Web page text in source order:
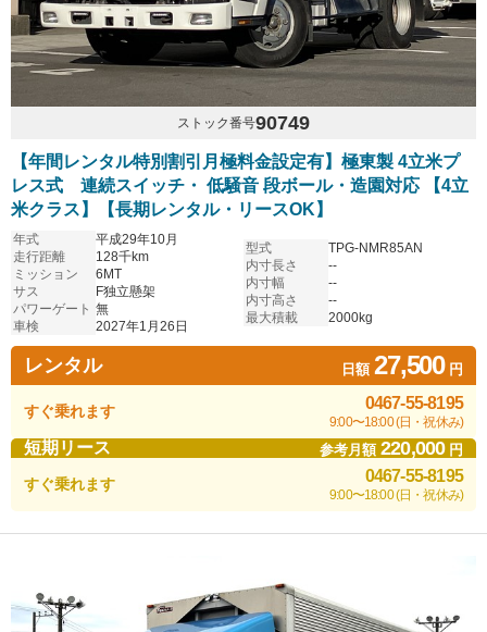
ストック番号90749
【年間レンタル特別割引月極料金設定有】極東製 4立米プ
レス式 連続スイッチ・ 低騒音 段ボール・造園対応 【4立
米クラス】【長期レンタル・リースOK】
年式
平成29年10月
走行距離
128千km
ミッション
6MT
サス
F独立懸架
パワーゲート 無
車検
2027年1月26日
型式
TPG-NMR85AN
内寸長さ
--
内寸幅
--
内寸高さ
--
最大積載
2000kg
レンタル 日額27,500円
すぐ乗れます 0467-55-8195
9:00〜18:00 (日・祝休み)
短期リース 参考月額220,000円
すぐ乗れます 0467-55-8195
9:00〜18:00 (日・祝休み)